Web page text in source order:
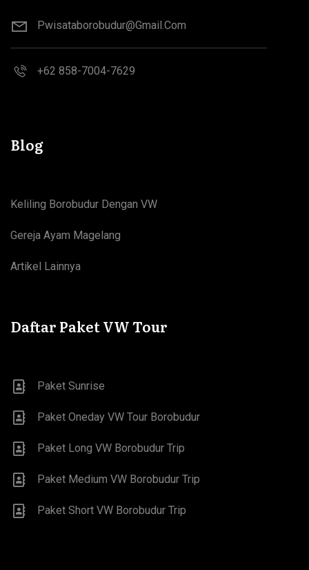
Pwisataborobudur@gmail.com
+62 858-7004-7629
Blog
Keliling Borobudur Dengan VW
Gereja Ayam Magelang
Artikel Lainnya
Daftar Paket VW Tour
Paket Sunrise
Paket Oneday VW Tour Borobudur
Paket Long VW Borobudur Trip
Paket Medium VW Borobudur Trip
Paket Short VW Borobudur Trip